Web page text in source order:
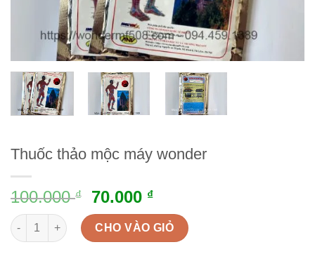
Thuốc thảo mộc máy wonder
100.000₫ 70.000 ₫
Thuốc thảo mộc máy wonder quantity
CHO VÀO GIỎ